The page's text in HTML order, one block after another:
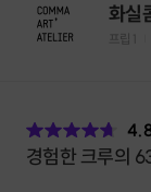
화실
프립
경험한 크루의